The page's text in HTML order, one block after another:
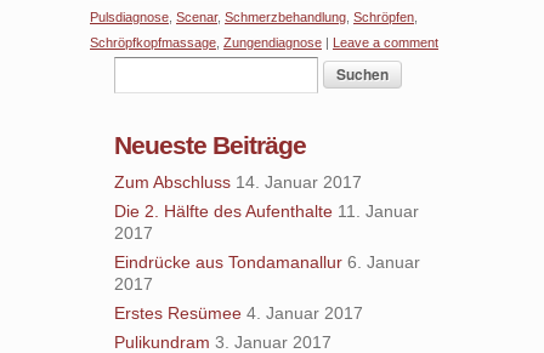
Pulsdiagnose Scenar, Schmerzbehandlung Schröpfen
Schröpfkopfmassage Zungendiagnose | Leave a comment
Neueste Beiträge
Zum Abschluss 14. Januar 2017
Die 2. Hälfte des Aufenthalte 11. Januar
2017
Eindrücke aus Tondamanallur 6. Januar
2017
Erstes Resümee 4. Januar 2017
Pulikundram 3. Januar 2017